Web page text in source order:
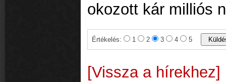
okozott kár milliós
Értékelés: 1 2 3 4 5
[Vissza a hírekhez]